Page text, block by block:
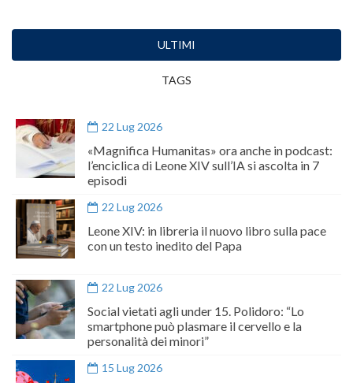
ULTIMI
TAGS
22 Lug 2026
«Magnifica Humanitas» ora anche in podcast:
l’enciclica di Leone XIV sull’IA si ascolta in 7
episodi
22 Lug 2026
Leone XIV: in libreria il nuovo libro sulla pace
con un testo inedito del Papa
22 Lug 2026
Social vietati agli under 15. Polidoro: “Lo
smartphone può plasmare il cervello e la
personalità dei minori”
15 Lug 2026